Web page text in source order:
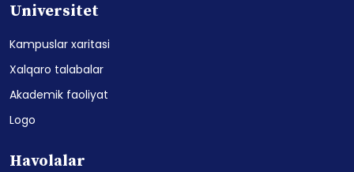
Universitet
Kampuslar xaritasi
Xalqaro talabalar
Akademik faoliyat
Logo
Havolalar